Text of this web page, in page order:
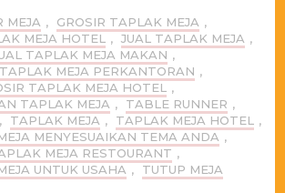
MEJA , GROSIR TAPLAK MEJA ,
MEJA HOTEL , JUAL TAPLAK MEJA ,
TAPLAK MEJA MAKAN ,
MEJA PERKANTORAN ,
TAPLAK MEJA HOTEL ,
TAPLAK MEJA , TABLE RUNNER ,
, TAPLAK MEJA , TAPLAK MEJA HOTEL ,
MENYESUAIKAN TEMA ANDA ,
MEJA RESTOURANT ,
UNTUK USAHA , TUTUP MEJA